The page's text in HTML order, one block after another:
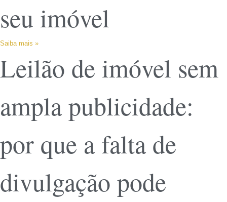
seu imóvel
Saiba mais »
Leilão de imóvel sem
ampla publicidade:
por que a falta de
divulgação pode